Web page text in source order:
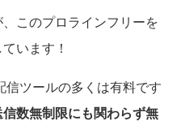
このプロラインフリーを
います！
信ツールの多くは有料です
数無制限にも関わらず無